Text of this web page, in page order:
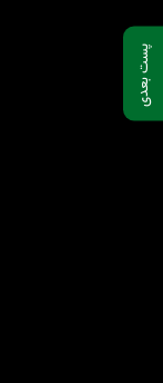
پست بعدی